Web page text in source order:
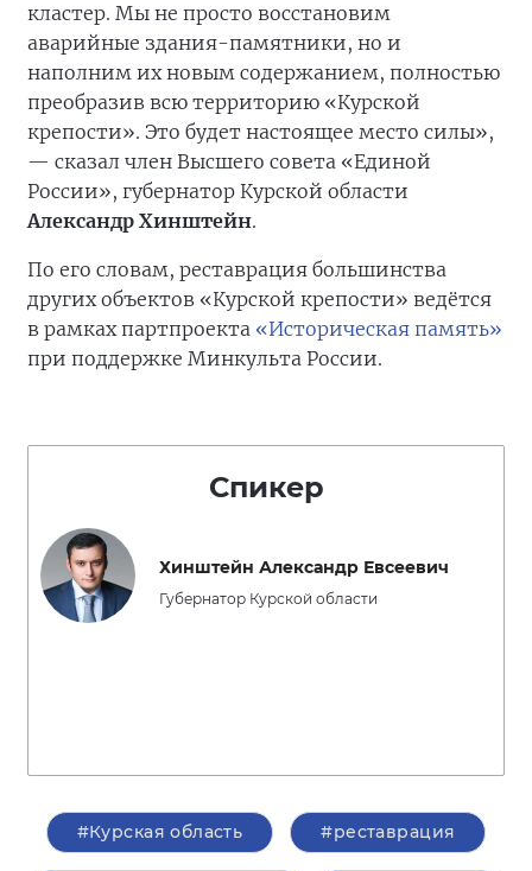
кластер. Мы не просто восстановим
аварийные здания-памятники, но и
наполним их новым содержанием, полностью
преобразив всю территорию «Курской
крепости». Это будет настоящее место силы»,
— сказал член Высшего совета «Единой
России», губернатор Курской области
Александр Хинштейн.
По его словам, реставрация большинства
других объектов «Курской крепости» ведётся
в рамках партпроекта «Историческая память»
при поддержке Минкульта России.
Спикер
Хинштейн Александр Евсеевич
Губернатор Курской области
#Курская область #реставрация